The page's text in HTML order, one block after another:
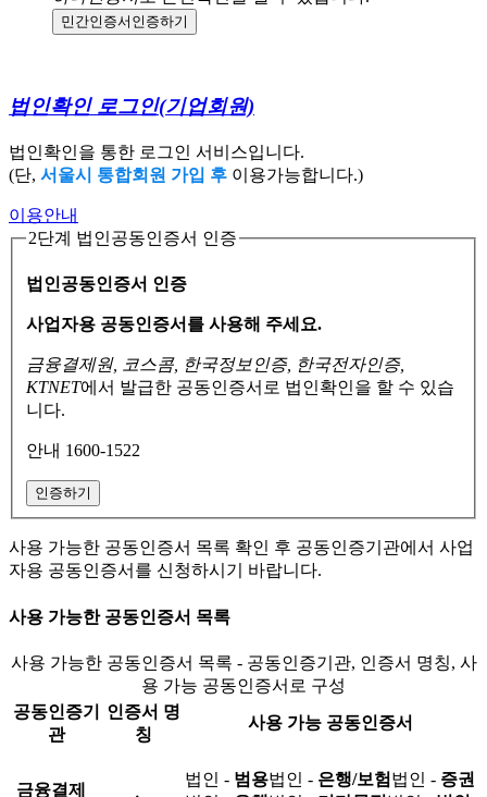
민간인증서 인증하기
법인확인 로그인(기업회원)
법인확인을 통한 로그인 서비스입니다.
(단, 서울시 통합회원 가입 후 이용가능합니다.)
이용안내
2단계 법인공동인증서 인증
법인공동인증서 인증
사업자용 공동인증서를 사용해 주세요.
금융결제원, 코스콤, 한국정보인증, 한국전자인증,
KTNET에서 발급한 공동인증서로 법인확인을 할 수 있습
니다.
안내 1600-1522
인증하기
사용 가능한 공동인증서 목록 확인 후 공동인증기관에서 사업
자용 공동인증서를 신청하시기 바랍니다.
사용 가능한 공동인증서 목록
사용 가능한 공동인증서 목록 - 공동인증기관, 인증서 명칭, 사
용 가능 공동인증서로 구성
공동인증기
관
인증서 명
칭
사용 가능 공동인증서
금융결제
법인 - 범용법인 - 은행/보험 법인 - 증권